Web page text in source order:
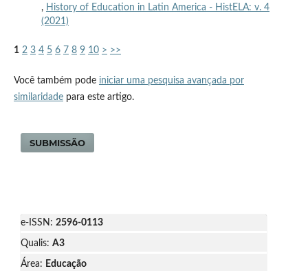
, History of Education in Latin America - HistELA: v. 4
(2021)
1 2 3 4 5 6 7 8 9 10 > >>
Você também pode iniciar uma pesquisa avançada por
similaridadepara este artigo.
SUBMISSÃO
e-ISSN: 2596-0113
Qualis: A3
Área: Educação